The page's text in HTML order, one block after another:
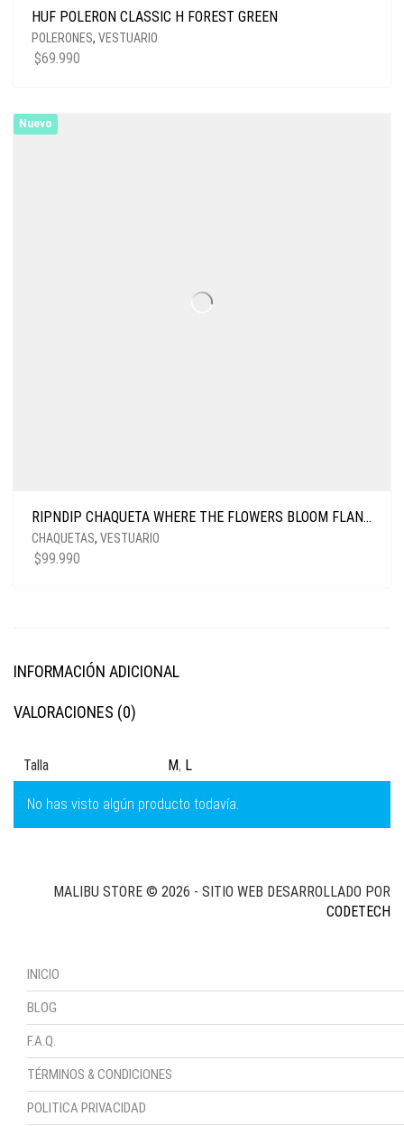
HUF POLERON CLASSIC H FOREST GREEN
POLERONES, VESTUARIO
$69.990
Nuevo
RIPNDIP CHAQUETA WHERE THE FLOWERS BLOOM FLANNEL OLIVE
CHAQUETAS, VESTUARIO
$99.990
INFORMACIÓN ADICIONAL
VALORACIONES (0)
Talla M, L
No has visto algún producto todavía.
INICIO
BLOG
F.A.Q.
TÉRMINOS & CONDICIONES
POLITICA PRIVACIDAD
MALIBU STORE © 2026 - SITIO WEB DESARROLLADO POR
CODETECH